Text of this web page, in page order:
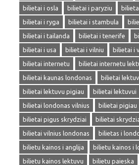
bilietai i osla
bilietai i paryziu
bilietai i ryga
bilietai i stambula
bilietai i tailanda
bilietai i tenerife
bilietai i usa
bilietai i vilniu
bilietai i
bilietai internetu
bilietai internetu
bilietai kaunas londonas
bilietai
bilietai lektuvu pigiau
bilietai lektuvui
bilietai londonas vilnius
bilietai pigiau
bilietai pigus skrydziai
bilietai
bilietai vilnius londonas
bilietas i
bilietu kainos i anglija
bilietu kainos i
bilietu kainos lektuvu
bilietu paieska